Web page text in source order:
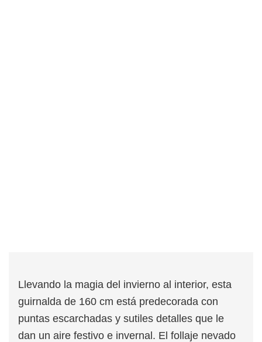
Llevando la magia del invierno al interior, esta
guirnalda de 160 cm está predecorada con
puntas escarchadas y sutiles detalles que le
dan un aire festivo e invernal. El follaje nevado